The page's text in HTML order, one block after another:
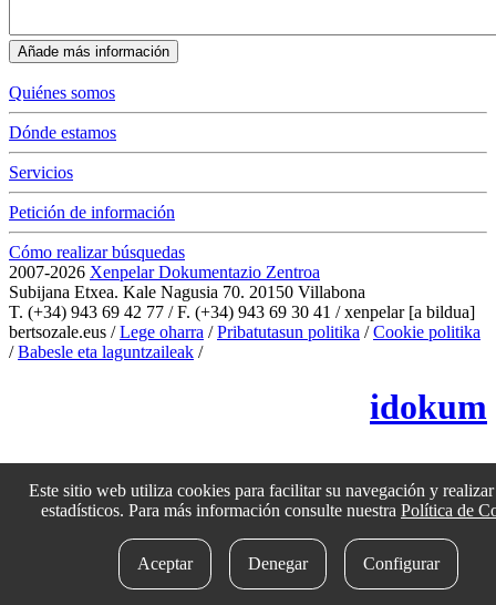
Quiénes somos
Dónde estamos
Servicios
Petición de información
Cómo realizar búsquedas
2007-2026 Xenpelar Dokumentazio Zentroa
Subijana Etxea. Kale Nagusia 70. 20150 Villabona
T. (+34) 943 69 42 77 / F. (+34) 943 69 30 41 / xenpelar [a bildua]
bertsozale.eus /Lege oharra /Pribatutasun politika /Cookie politika
/Babesle eta laguntzaileak /
idokum
Este sitio web utiliza cookies para facilitar su navegación y realizar
estadísticos. Para más información consulte nuestra Política de
Aceptar Denegar Configurar